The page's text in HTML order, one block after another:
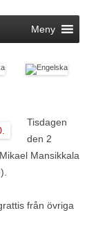
Meny
Tisdagen
den 2
Mansikkala
från övriga